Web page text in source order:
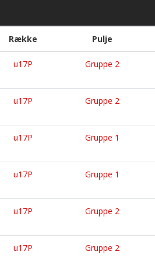
Række Pulje
u17P Gruppe 2
u17P Gruppe 2
u17P Gruppe 1
u17P Gruppe 1
u17P Gruppe 2
u17P Gruppe 2